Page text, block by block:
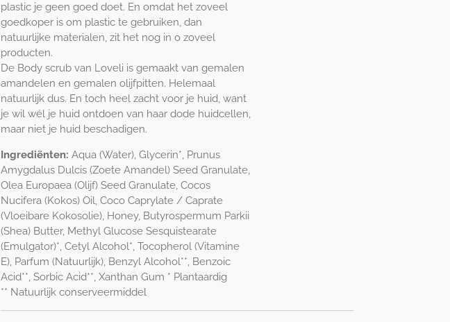
plastic je geen goed doet. En omdat het zoveel
goedkoper is om plastic te gebruiken, dan
natuurlijke materialen, zit het nog in o zoveel
producten.
De Body scrub van Loveli is gemaakt van gemalen
amandelen en gemalen olijfpitten. Helemaal
natuurlijk dus. En toch heel zacht voor je huid, want
je wil wél je huid ontdoen van haar dode huidcellen,
maar niet je huid beschadigen.
Ingrediënten: Aqua (Water), Glycerin*, Prunus
Amygdalus Dulcis (Zoete Amandel) Seed Granulate,
Olea Europaea (Olijf) Seed Granulate, Cocos
Nucifera (Kokos) Oil, Coco Caprylate / Caprate
(Vloeibare Kokosolie), Honey, Butyrospermum Parkii
(Shea) Butter, Methyl Glucose Sesquistearate
(Emulgator)*, Cetyl Alcohol*, Tocopherol (Vitamine
E), Parfum (Natuurlijk), Benzyl Alcohol**, Benzoic
Acid**, Sorbic Acid**, Xanthan Gum * Plantaardig
** Natuurlijk conserveermiddel